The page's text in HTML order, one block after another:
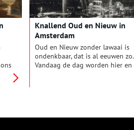
Knallend Oud en Nieuw in
Amsterdam
Oud en Nieuw zonder lawaai is
ondenkbaar, dat is al eeuwen zo.
Vandaag de dag worden hier en
Europa werd vooral het lossen